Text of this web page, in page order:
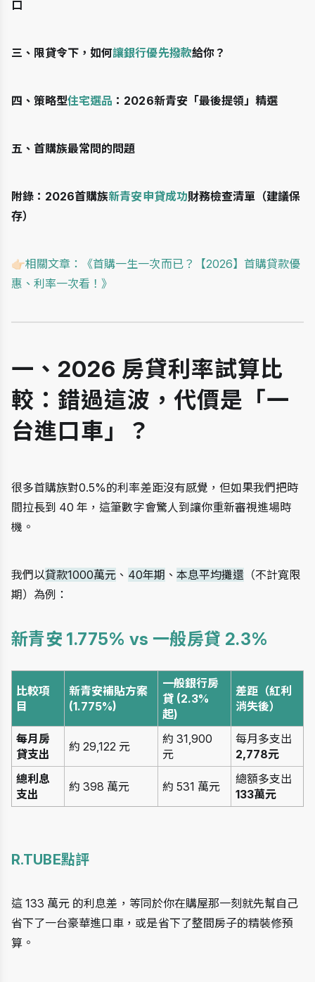
口
三、限貸令下，如何讓銀行優先撥款給你？
四、策略型住宅選品 ：2026新青安「最後提領」精選
五、首購族最常問的問題
附錄：2026首購族新青安申貸成功財務檢查清單（建議保
存）
👉🏻相關文章：《首購一生一次而已？【2026】首購貸款優
惠、利率一次看！ 》
一、2026 房貸利率試算比
較：錯過這波，代價是「一
台進口車」？
很多首購族對0.5%的利率差距沒有感覺，但如果我們把時
間拉長到 40 年，這筆數字會驚人到讓你重新審視進場時
機。
我們以貸款1000萬元 、 40年期 、 本息平均攤還 （不計寬限
期）為例：
新青安 1.775% vs 一般房貸 2.3%
比較項
目
新青安補貼方案
(1.775%)
一般銀行房
貸 (2.3%
起)
差距（紅利
消失後）
每月房
貸支出
約 29,122 元
約 31,900
元
每月多支出
2,778元
總利息
支出
約 398 萬元 約 531 萬元
總額多支出
133萬元
R.TUBE點評
這 133 萬元 的利息差，等同於你在購屋那一刻就先幫自己
省下了一台豪華進口車，或是省下了整間房子的精裝修預
算。